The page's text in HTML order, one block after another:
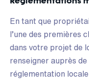
En tant que
l’une des premières
dans votre projet de
renseigner auprès
réglementation